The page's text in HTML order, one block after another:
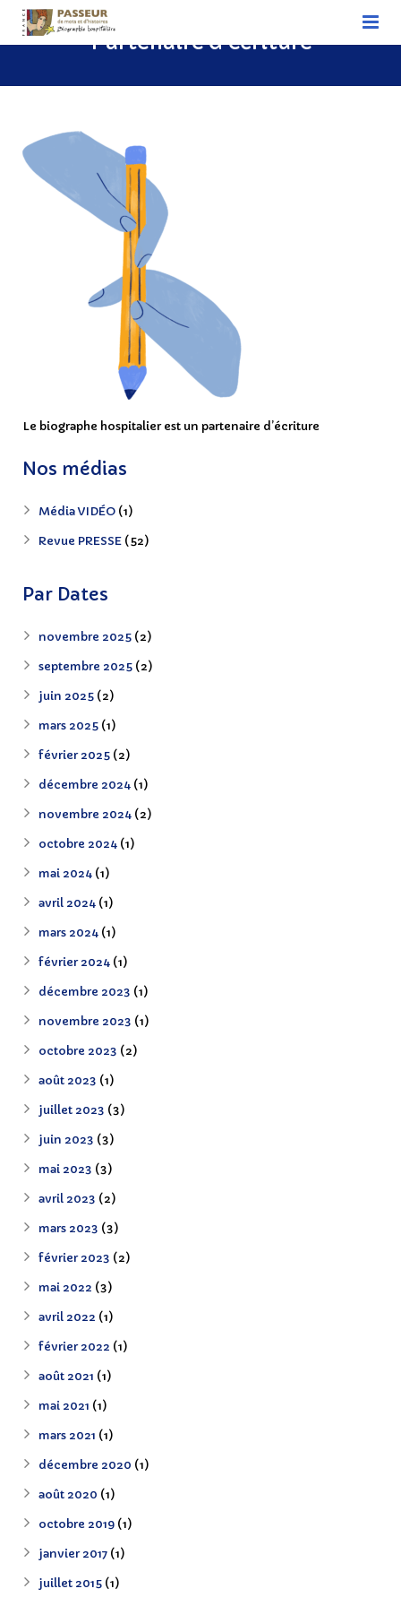
Devenir biographe hospitalier
Association nationale
Associations régionales
Découvrir notre actualité – L’actualité des
Passeurs
Nous soutenir
Contact
Partenaire d’écriture
Le biographe hospitalier est un partenaire d’écriture
Nos médias
Média VIDÉO (1)
Revue PRESSE (52)
Par Dates
novembre 2025 (2)
septembre 2025 (2)
juin 2025 (2)
mars 2025 (1)
février 2025 (2)
décembre 2024 (1)
novembre 2024 (2)
octobre 2024 (1)
mai 2024 (1)
avril 2024 (1)
mars 2024 (1)
février 2024 (1)
décembre 2023 (1)
novembre 2023 (1)
octobre 2023 (2)
août 2023 (1)
juillet 2023 (3)
juin 2023 (3)
mai 2023 (3)
avril 2023 (2)
mars 2023 (3)
février 2023 (2)
mai 2022 (3)
avril 2022 (1)
février 2022 (1)
août 2021 (1)
mai 2021 (1)
mars 2021 (1)
décembre 2020 (1)
août 2020 (1)
octobre 2019 (1)
janvier 2017 (1)
juillet 2015 (1)